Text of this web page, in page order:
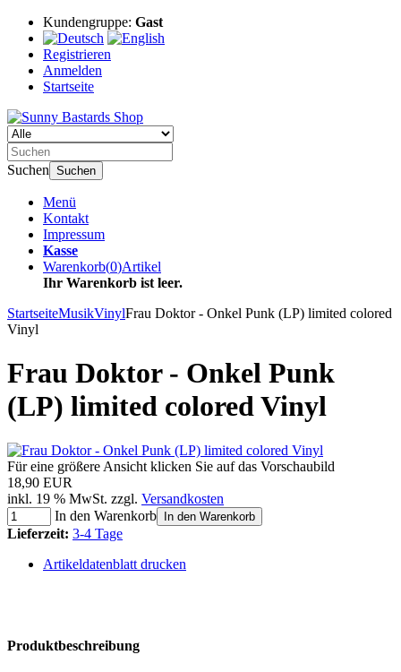
Kundengruppe: Gast
Registrieren
Anmelden
Startseite
Suchen Suchen
Menü
Kontakt
Impressum
Kasse
Warenkorb(0)Artikel
Ihr Warenkorb ist leer.
StartseiteMusikVinylFrau Doktor - Onkel Punk (LP) limited colored
Vinyl
Frau Doktor - Onkel Punk
(LP) limited colored Vinyl
Für eine größere Ansicht klicken Sie auf das Vorschaubild
18,90 EUR
inkl. 19 % MwSt. zzgl. Versandkosten
In den Warenkorb
In den Warenkorb
Lieferzeit: 3-4 Tage
Artikeldatenblatt drucken
Produktbeschreibung